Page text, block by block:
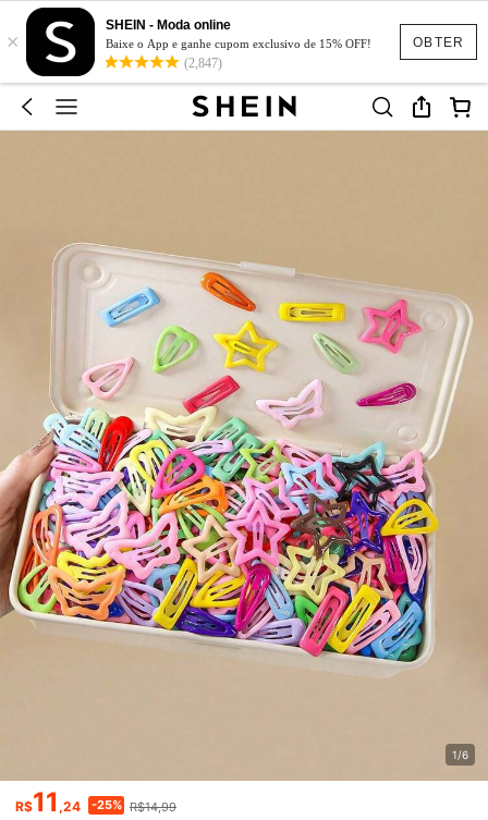
OBTER
×
SHEIN - Moda online
Baixe o App e ganhe cupom exclusivo de 15% OFF!
(2,847)
1/6
R$11 ,24 -25% R$14,99